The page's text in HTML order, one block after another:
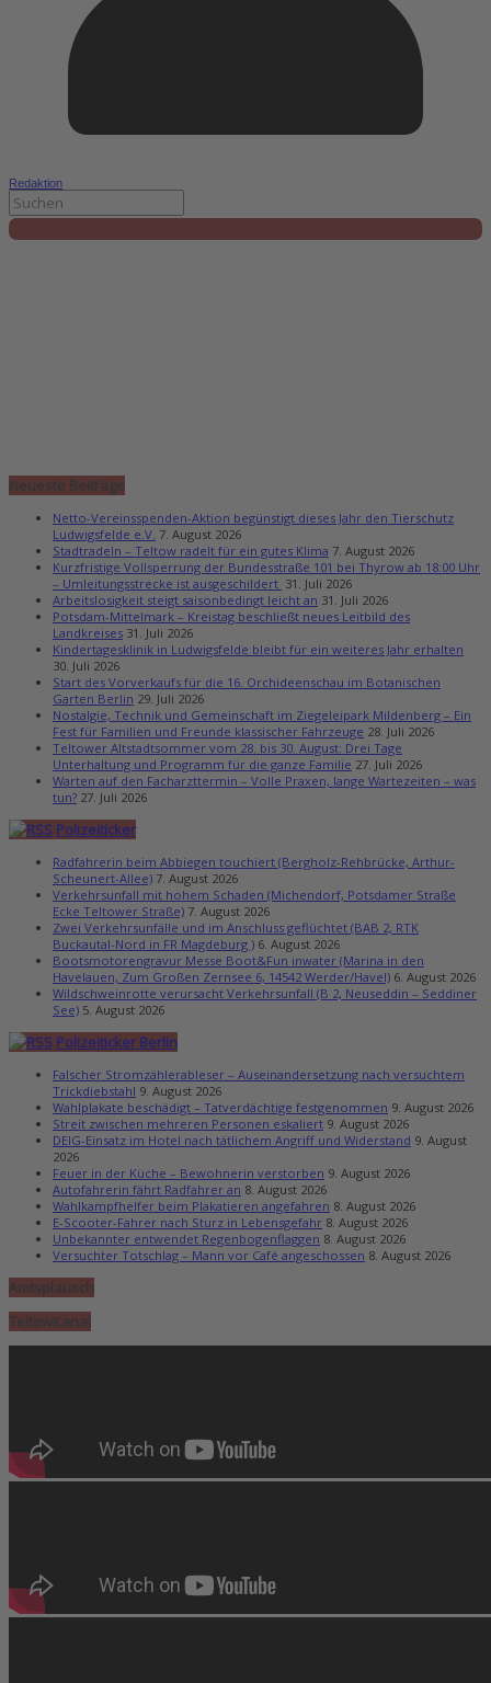
Redaktion
Neueste Beiträge
Netto-Vereinsspenden-Aktion begünstigt dieses Jahr den Tierschutz
Ludwigsfelde e.V. 7. August 2026
Stadtradeln – Teltow radelt für ein gutes Klima 7. August 2026
Kurzfristige Vollsperrung der Bundesstraße 101 bei Thyrow ab 18:00 Uhr
– Umleitungsstrecke ist ausgeschildert 31. Juli 2026
Arbeitslosigkeit steigt saisonbedingt leicht an 31. Juli 2026
Potsdam-Mittelmark – Kreistag beschließt neues Leitbild des
Landkreises 31. Juli 2026
Kindertagesklinik in Ludwigsfelde bleibt für ein weiteres Jahr erhalten
30. Juli 2026
Start des Vorverkaufs für die 16. Orchideenschau im Botanischen
Garten Berlin 29. Juli 2026
Nostalgie, Technik und Gemeinschaft im Ziegeleipark Mildenberg – Ein
Fest für Familien und Freunde klassischer Fahrzeuge 28. Juli 2026
Teltower Altstadtsommer vom 28. bis 30. August: Drei Tage
Unterhaltung und Programm für die ganze Familie 27. Juli 2026
Warten auf den Facharzttermin – Volle Praxen, lange Wartezeiten – was
tun? 27. Juli 2026
Polizeiticker
Radfahrerin beim Abbiegen touchiert (Bergholz-Rehbrücke, Arthur-
Scheunert-Allee) 7. August 2026
Verkehrsunfall mit hohem Schaden (Michendorf, Potsdamer Straße
Ecke Teltower Straße) 7. August 2026
Zwei Verkehrsunfälle und im Anschluss geflüchtet (BAB 2, RTK
Buckautal-Nord in FR Magdeburg ) 6. August 2026
Bootsmotorengravur Messe Boot&Fun inwater (Marina in den
Havelauen, Zum Großen Zernsee 6, 14542 Werder/Havel) 6. August 2026
Wildschweinrotte verursacht Verkehrsunfall (B 2, Neuseddin – Seddiner
See) 5. August 2026
Polizeiticker Berlin
Falscher Stromzählerableser – Auseinandersetzung nach versuchtem
Trickdiebstahl 9. August 2026
Wahlplakate beschädigt – Tatverdächtige festgenommen 9. August 2026
Streit zwischen mehreren Personen eskaliert 9. August 2026
DEIG-Einsatz im Hotel nach tätlichem Angriff und Widerstand 9. August
2026
Feuer in der Küche – Bewohnerin verstorben 9. August 2026
Autofahrerin fährt Radfahrer an 8. August 2026
Wahlkampfhelfer beim Plakatieren angefahren 8. August 2026
E-Scooter-Fahrer nach Sturz in Lebensgefahr 8. August 2026
Unbekannter entwendet Regenbogenflaggen 8. August 2026
Versuchter Totschlag – Mann vor Café angeschossen 8. August 2026
Amtsplausch
TeltowKanal